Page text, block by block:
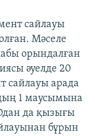
сайлауы
Мәселе
орындалған
әуелде 20
сайлауы арада
1 маусымына
да қызығы
бұрын